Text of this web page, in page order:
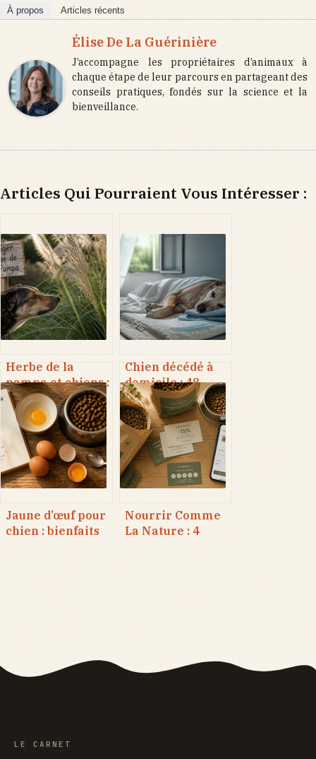
À propos Articles récents
Élise De La Guérinière
J’accompagne les propriétaires d’animaux à
chaque étape de leur parcours en partageant des
conseils pratiques, fondés sur la science et la
bienveillance.
Articles Qui Pourraient Vous Intéresser :
Herbe de la
pampa et chiens :
3 risques
physiques
majeurs pour
votre animal
Chien décédé à
domicile : 48
heures pour agir,
cadre légal et
options de
recueillement
Jaune d’œuf pour
chien : bienfaits
Nourrir Comme
La Nature : 4
LE CARNET